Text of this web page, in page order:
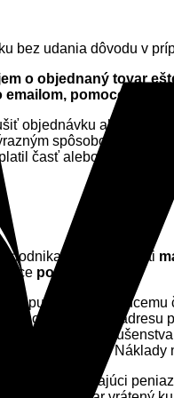
bez udania dôvodu v
o objednaný tovar
pomocou
objednávku alebo jej
spôsobom
časť alebo celú
podnikateľskej činnosti
podmienky
kupujúci predávajúcemu
ho kupujúci na adresu
vrátane
nie na dobierku.
vráti predávajúci